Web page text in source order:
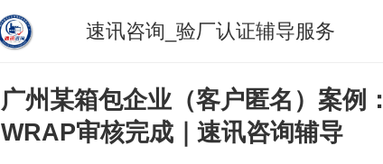
速讯咨询_验厂认证辅导服务
广州某箱包企业（客户匿名）案例：
WRAP审核完成｜速讯咨询辅导